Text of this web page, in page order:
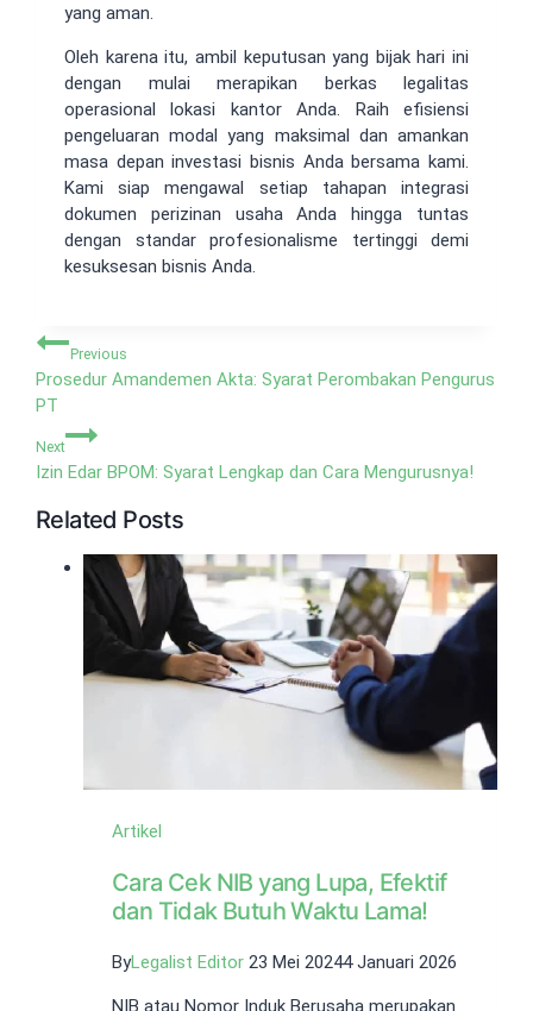
yang aman.
Oleh karena itu, ambil keputusan yang bijak hari ini
dengan mulai merapikan berkas legalitas
operasional lokasi kantor Anda. Raih efisiensi
pengeluaran modal yang maksimal dan amankan
masa depan investasi bisnis Anda bersama kami.
Kami siap mengawal setiap tahapan integrasi
dokumen perizinan usaha Anda hingga tuntas
dengan standar profesionalisme tertinggi demi
kesuksesan bisnis Anda.
Navigasi
posPrevious
Prosedur Amandemen Akta: Syarat Perombakan Pengurus
PT
Next
Izin Edar BPOM: Syarat Lengkap dan Cara Mengurusnya!
Related Posts
Artikel
Cara Cek NIB yang Lupa, Efektif
dan Tidak Butuh Waktu Lama!
ByLegalist Editor 23 Mei 20244 Januari 2026